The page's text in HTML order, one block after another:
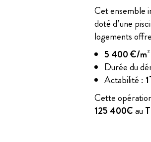
Cet ensemble
doté d’une
logements
5 400 €/m
Durée du
Actabilité :
Cette
125 400€au